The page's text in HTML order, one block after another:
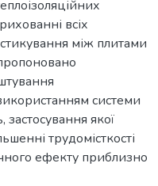
всіх
між плитами
системи
якої
трудомісткості
ефекту приблизно